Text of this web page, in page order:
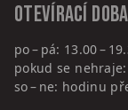
Otevírací
po – pá: 13.00 –
pokud se
so – ne: hodinu